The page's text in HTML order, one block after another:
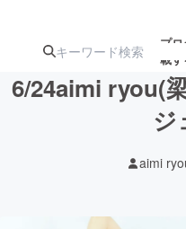
プ
載
注目の
ジェクト
6/24aimi ryou(
ジ
aimi